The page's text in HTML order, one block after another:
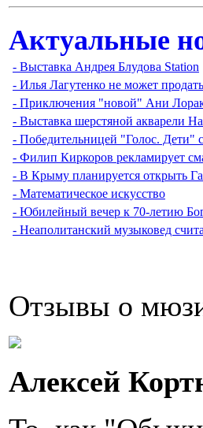
Актуальные
- Выставка Андрея Блудова Station
- Илья Лагутенко не может
- Приключения "новой" Ани
- Выставка шерстяной акварели
- Победительницей "Голос. Дети"
- Филип Киркоров рекламирует
- В Крыму планируется открыть
- Математическое искусство
- Юбилейный вечер к 70-летию
- Неаполитанский музыковед
Отзывы о
Алексей